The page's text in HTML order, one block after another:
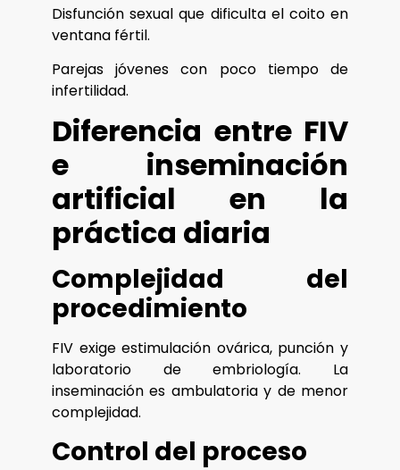
Disfunción sexual que dificulta el coito en
ventana fértil.
Parejas jóvenes con poco tiempo de
infertilidad.
Diferencia entre FIV
e inseminación
artificial en la
práctica diaria
Complejidad del
procedimiento
FIV exige estimulación ovárica, punción y
laboratorio de embriología. La
inseminación es ambulatoria y de menor
complejidad.
Control del proceso